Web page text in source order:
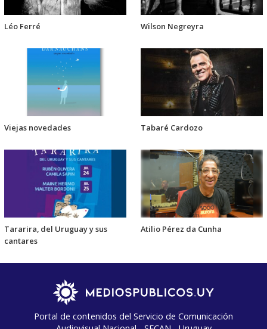
Léo Ferré Wilson Negreyra
Viejas novedades Tabaré Cardozo
Tararira, del Uruguay y sus
cantares
Atilio Pérez da Cunha
Portal de contenidos del Servicio de Comunicación